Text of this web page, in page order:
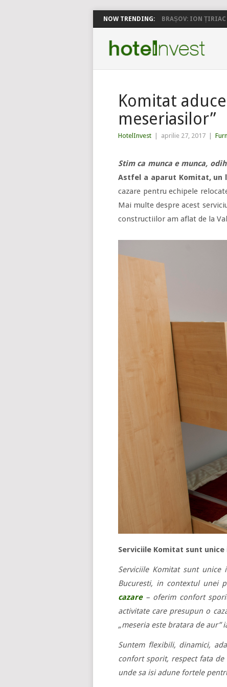
NOW TRENDING: BRAȘOV: ION ȚIRIAC
Komitat
meseriasilor”
HotelInvest aprilie 27, 2017
Stim ca munca e munca,
Astfel a aparut Komitat, un
cazare pentru echipele
Mai multe despre acest
constructiilor am aflat de la
Serviciile Komitat sunt
Serviciile Komitat sunt
Bucuresti, in contextul unei
cazare– oferim confort
activitate care presupun o
„meseria este bratara de
Suntem flexibili, dinamici,
confort sporit, respect fata
unde sa isi adune fortele